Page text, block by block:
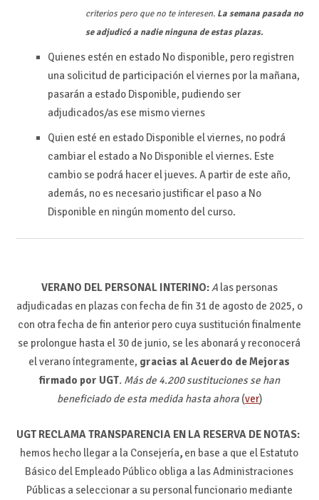
criterios pero que no te interesen. La semana pasada no
se adjudicó a nadie ninguna de estas plazas.
Quienes estén en estado No disponible, pero registren
una solicitud de participación el viernes por la mañana,
pasarán a estado Disponible, pudiendo ser
adjudicados/as ese mismo viernes
Quien esté en estado Disponible el viernes, no podrá
cambiar el estado a No Disponible el viernes. Este
cambio se podrá hacer el jueves. A partir de este año,
además, no es necesario justificar el paso a No
Disponible en ningún momento del curso.
VERANO DEL PERSONAL INTERINO:Alas personas
adjudicadas en plazas con fecha de fin 31 de agosto de 2025, o
con otra fecha de fin anterior pero cuya sustitución finalmente
se prolongue hasta el 30 de junio, se les abonará y reconocerá
el verano íntegramente, gracias al Acuerdo de Mejoras
firmado por UGT. Más de 4.200 sustituciones se han
beneficiado de esta medida hasta ahora(ver)
UGT RECLAMA TRANSPARENCIA EN LA RESERVA DE NOTAS:
hemos hecho llegar a la Consejería, en base a que el Estatuto
Básico del Empleado Público obliga a las Administraciones
Públicas a seleccionar a su personal funcionario mediante